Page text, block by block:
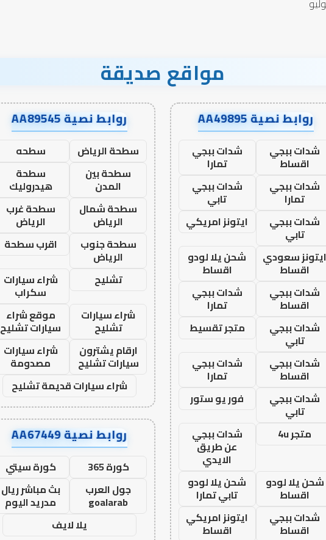
مواقع صديقة
روابط نصية AA49895
شدات ببجي
اقساط
شدات ببجي
تمارا
شدات ببجي
تمارا
شدات ببجي
تابي
شدات ببجي
تابي
ايتونز امريكي
ايتونز سعودي
اقساط
شحن يلا لودو
اقساط
شدات ببجي
اقساط
شدات ببجي
تمارا
شدات ببجي
تابي
متجر تقسيط
شدات ببجي
اقساط
شدات ببجي
تمارا
شدات ببجي
تابي
فور يو ستور
متجر 4u
شدات ببجي
عن طريق
الايدي
شحن يلا لودو
اقساط
شحن يلا لودو
تابي تمارا
شدات ببجي
اقساط
ايتونز امريكي
اقساط
روابط نصية AA89545
سطحة الرياض
سطحه
سطحة بين
المدن
سطحة
هيدروليك
سطحة شمال
الرياض
سطحة غرب
الرياض
سطحة جنوب
الرياض
اقرب سطحة
تشليح
شراء سيارات
سكراب
شراء سيارات
تشليح
موقع شراء
سيارات تشليح
ارقام يشترون
سيارات تشليح
شراء سيارات
مصدومة
شراء سيارات قديمة تشليح
روابط نصية AA67449
كورة 365
كورة سيتي
جول العرب
goalarab
بث مباشر ريال
مدريد اليوم
يلا لايف